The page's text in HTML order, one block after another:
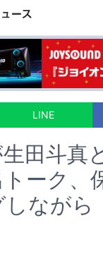
LINE
田斗真
ーク、
しながら